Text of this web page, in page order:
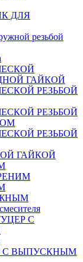
ДЛЯ
резьбой
ГАЙКОЙ
РЕЗЬБОЙ
РЕЗЬБОЙ
РЕЗЬБОЙ
ГАЙКОЙ
С
С ВЫПУСКНЫМ